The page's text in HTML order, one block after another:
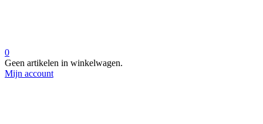
0
Geen artikelen in winkelwagen.
Mijn account